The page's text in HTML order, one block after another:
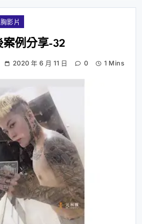
影片
案例分享-32
2020 年 6 月 11 日 0 1 Mins